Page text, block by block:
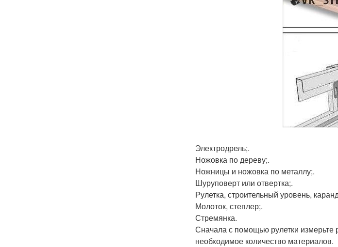
Электродрель;.
Ножовка по дереву;.
Ножницы и ножовка по металлу;.
Шуруповерт или отвертка;.
Рулетка, строительный уровень,
Молоток, степлер;.
Стремянка.
Сначала с помощью рулетки измерьте
необходимое количество материалов.